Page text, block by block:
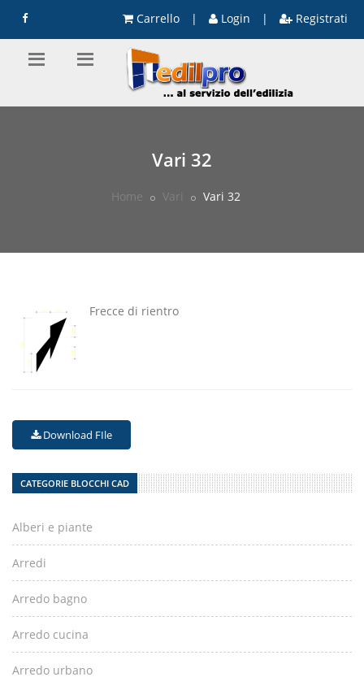
Carrello | Login | Registrati
Vari 32
Home Vari Vari 32
Frecce di rientro
Download FIle
CATEGORIE BLOCCHI CAD
Alberi e piante
Arredi
Arredo bagno
Arredo cucina
Arredo urbano